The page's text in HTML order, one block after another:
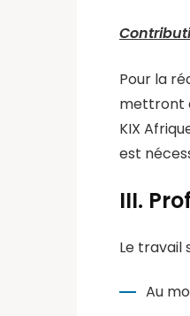
Pour la
mettront
KIX
est
III.
Le travail
Au